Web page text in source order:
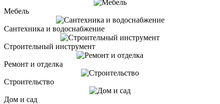
Мебель
Сантехника и водоснабжение
Строительный инструмент
Ремонт и отделка
Строительство
Дом и сад